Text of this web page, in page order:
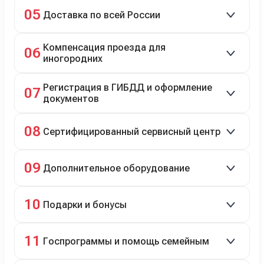
05 Доставка по всей России
06 Компенсация проезда для
иногородних
07 Регистрация в ГИБДД и оформление
документов
08 Сертифицированный сервисный центр
технический ремонт.
09 Дополнительное оборудование
10 Подарки и бонусы
программе лояльности.
11 Госпрограммы и помощь семейным